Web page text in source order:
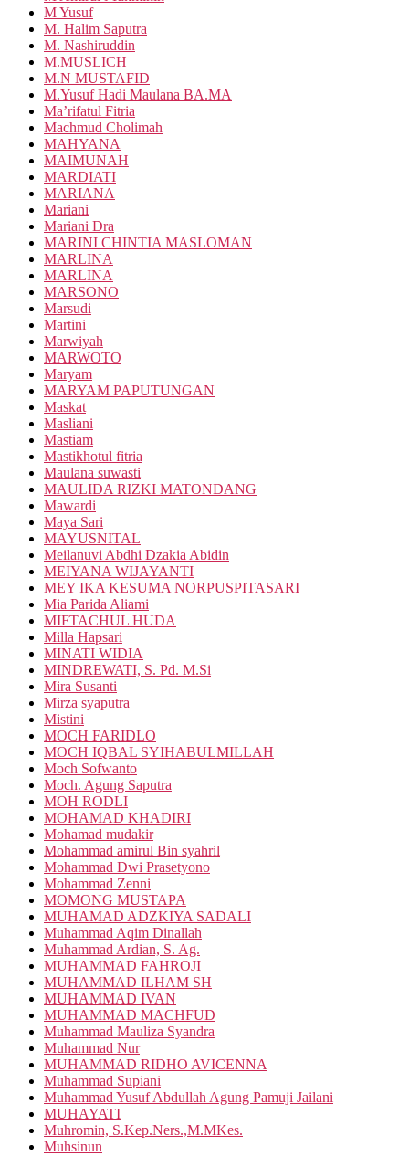
M Yusuf
M. Halim Saputra
M. Nashiruddin
M.MUSLICH
M.N MUSTAFID
M.Yusuf Hadi Maulana BA.MA
Ma’rifatul Fitria
Machmud Cholimah
MAHYANA
MAIMUNAH
MARDIATI
MARIANA
Mariani
Mariani Dra
MARINI CHINTIA MASLOMAN
MARLINA
MARLINA
MARSONO
Marsudi
Martini
Marwiyah
MARWOTO
Maryam
MARYAM PAPUTUNGAN
Maskat
Masliani
Mastiam
Mastikhotul fitria
Maulana suwasti
MAULIDA RIZKI MATONDANG
Mawardi
Maya Sari
MAYUSNITAL
Meilanuvi Abdhi Dzakia Abidin
MEIYANA WIJAYANTI
MEY IKA KESUMA NORPUSPITASARI
Mia Parida Aliami
MIFTACHUL HUDA
Milla Hapsari
MINATI WIDIA
MINDREWATI, S. Pd. M.Si
Mira Susanti
Mirza syaputra
Mistini
MOCH FARIDLO
MOCH IQBAL SYIHABULMILLAH
Moch Sofwanto
Moch. Agung Saputra
MOH RODLI
MOHAMAD KHADIRI
Mohamad mudakir
Mohammad amirul Bin syahril
Mohammad Dwi Prasetyono
Mohammad Zenni
MOMONG MUSTAPA
MUHAMAD ADZKIYA SADALI
Muhammad Aqim Dinallah
Muhammad Ardian, S. Ag.
MUHAMMAD FAHROJI
MUHAMMAD ILHAM SH
MUHAMMAD IVAN
MUHAMMAD MACHFUD
Muhammad Mauliza Syandra
Muhammad Nur
MUHAMMAD RIDHO AVICENNA
Muhammad Supiani
Muhammad Yusuf Abdullah Agung Pamuji Jailani
MUHAYATI
Muhromin, S.Kep.Ners.,M.MKes.
Muhsinun